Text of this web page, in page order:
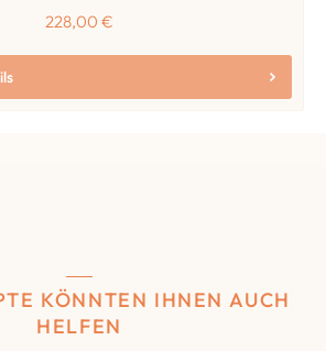
228,00 €
KÖNNTEN IHNEN AUCH
HELFEN